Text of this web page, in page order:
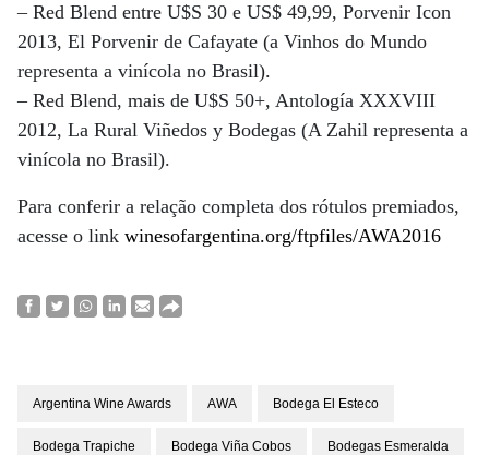
– Red Blend entre U$S 30 e US$ 49,99, Porvenir Icon
2013, El Porvenir de Cafayate (a Vinhos do Mundo
representa a vinícola no Brasil).
– Red Blend, mais de U$S 50+, Antología XXXVIII
2012, La Rural Viñedos y Bodegas (A Zahil representa a
vinícola no Brasil).
Para conferir a relação completa dos rótulos premiados,
acesse o link winesofargentina.org/ftpfiles/AWA2016
Argentina Wine Awards AWA Bodega El Esteco
Bodega Trapiche Bodega Viña Cobos Bodegas Esmeralda